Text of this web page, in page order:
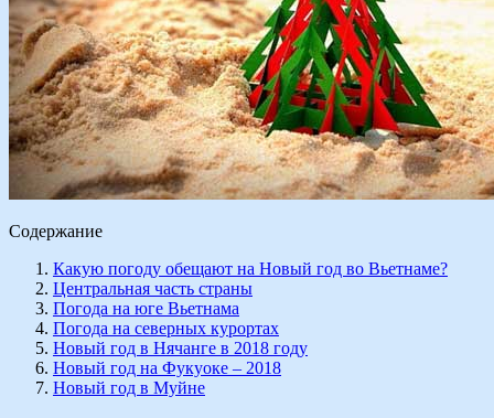
Содержание
Какую погоду обещают на Новый год во Вьетнаме?
Центральная часть страны
Погода на юге Вьетнама
Погода на северных курортах
Новый год в Нячанге в 2018 году
Новый год на Фукуоке – 2018
Новый год в Муйне